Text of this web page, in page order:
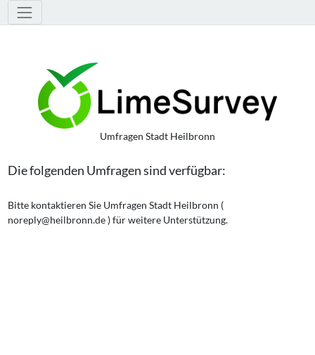
Werkzeuge
Umfragen Stadt Heilbronn
Die folgenden Umfragen sind verfügbar:
Bitte kontaktieren Sie Umfragen Stadt Heilbronn (
noreply@heilbronn.de ) für weitere Unterstützung.